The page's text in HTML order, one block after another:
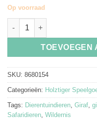
Op voorraad
Holztiger Houten Giraffe
TOEVOEGEN
SKU: 8680154
Categorieën: Holztiger
Tags: Dierentuindieren Giraf
Safaridieren Wildernis